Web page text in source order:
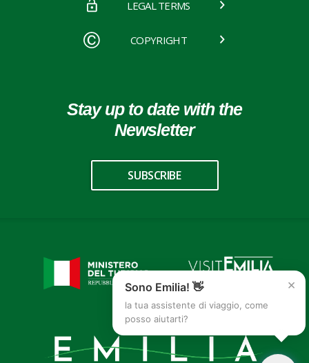
LEGAL TERMS
COPYRIGHT
Stay up to date with the
Newsletter
SUBSCRIBE
×
Sono Emilia! 👋
la tua assistente di viaggio, come
posso aiutarti?